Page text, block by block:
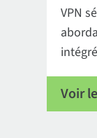
VPN
Voir